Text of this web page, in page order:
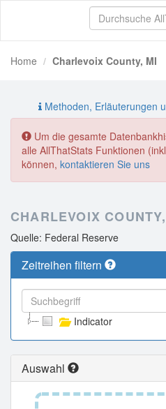
Home Charlevoix County, MI
Methoden, Erläuterungen
Um die gesamte
alle AllThatStats Funktionen
können, kontaktieren Sie uns
CHARLEVOIX
Quelle: Federal Reserve
Zeitreihen filtern
Indicator
Auswahl